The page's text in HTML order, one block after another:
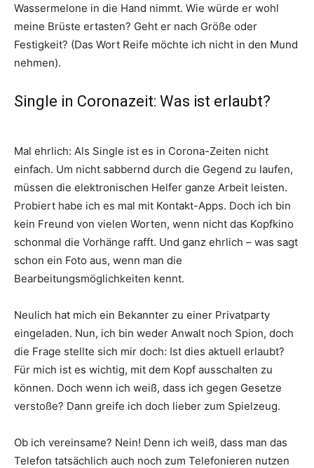
Wassermelone in die Hand nimmt. Wie würde er wohl
meine Brüste ertasten? Geht er nach Größe oder
Festigkeit? (Das Wort Reife möchte ich nicht in den Mund
nehmen).
Single in Coronazeit: Was ist erlaubt?
Mal ehrlich: Als Single ist es in Corona-Zeiten nicht
einfach. Um nicht sabbernd durch die Gegend zu laufen,
müssen die elektronischen Helfer ganze Arbeit leisten.
Probiert habe ich es mal mit Kontakt-Apps. Doch ich bin
kein Freund von vielen Worten, wenn nicht das Kopfkino
schonmal die Vorhänge rafft. Und ganz ehrlich – was sagt
schon ein Foto aus, wenn man die
Bearbeitungsmöglichkeiten kennt.
Neulich hat mich ein Bekannter zu einer Privatparty
eingeladen. Nun, ich bin weder Anwalt noch Spion, doch
die Frage stellte sich mir doch: Ist dies aktuell erlaubt?
Für mich ist es wichtig, mit dem Kopf ausschalten zu
können. Doch wenn ich weiß, dass ich gegen Gesetze
verstoße? Dann greife ich doch lieber zum Spielzeug.
Ob ich vereinsame? Nein! Denn ich weiß, dass man das
Telefon tatsächlich auch noch zum Telefonieren nutzen